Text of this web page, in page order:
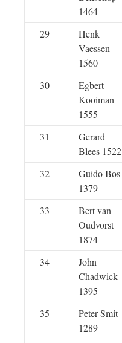
1464
29
Henk
Vaessen
1560
30
Egbert
Kooiman
1555
31
Gerard
Blees 1522
32
Guido Bos
1379
33
Bert van
Oudvorst
1874
34
John
Chadwick
1395
35
Peter Smit
1289